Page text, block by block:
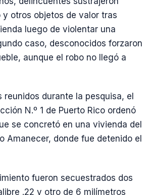
otros objetos de valor tras
luego de violentar una
caso, desconocidos forzaron
aunque el robo no llegó a
reunidos durante la pesquisa, el
N.º 1 de Puerto Rico ordenó
se concretó en una vivienda del
Amanecer, donde fue detenido el
fueron secuestrados dos
.22 y otro de 6 milímetros